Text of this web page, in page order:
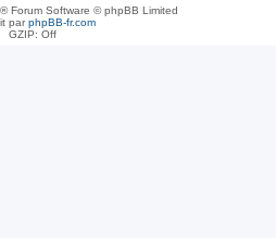
® Forum Software © phpBB Limited
parphpBB-fr.com
GZIP: Off